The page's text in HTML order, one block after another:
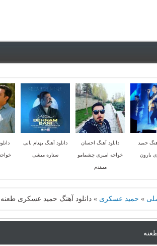
حمید
بارون
دانلود آهنگ احسان
خواجه امیری چشمامو
میبندم
دانلود آهنگ بهنام بانی
ستاره میشی
» حمید عسکری » دانلود آهنگ حمید عسکری طعنه